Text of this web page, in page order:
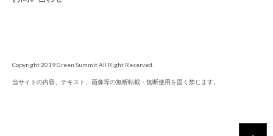
Copyright 2019 Green Summit All Right Reserved.
当サイトの内容、テキスト、画像等の無断転載・無断使用を固く禁じます。